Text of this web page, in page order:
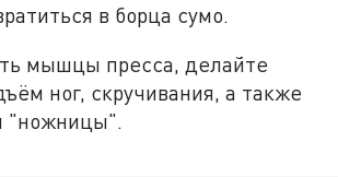
в борца сумо.
мышцы пресса, делайте
ног, скручивания, а также
"ножницы".